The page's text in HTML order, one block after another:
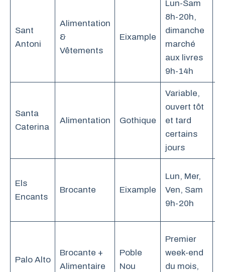
Sant
Antoni
Alimentation
&
Vêtements
Eixample
Lun-Sam
8h-20h,
dimanche
marché
aux livres
9h-14h
Santa
Caterina
Alimentation Gothique
Variable,
ouvert tôt
et tard
certains
jours
Els
Encants
Brocante Eixample
Lun, Mer,
Ven, Sam
9h-20h
Palo Alto
Brocante +
Alimentaire
Poble
Nou
Premier
week-end
du mois,